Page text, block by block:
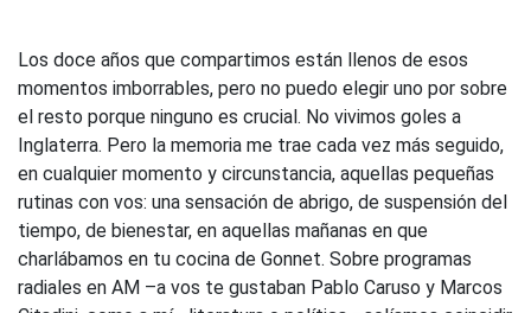
Los doce años que compartimos están llenos de esos
momentos imborrables, pero no puedo elegir uno por sobre
el resto porque ninguno es crucial. No vivimos goles a
Inglaterra. Pero la memoria me trae cada vez más seguido,
en cualquier momento y circunstancia, aquellas pequeñas
rutinas con vos: una sensación de abrigo, de suspensión del
tiempo, de bienestar, en aquellas mañanas en que
charlábamos en tu cocina de Gonnet. Sobre programas
radiales en AM –a vos te gustaban Pablo Caruso y Marcos